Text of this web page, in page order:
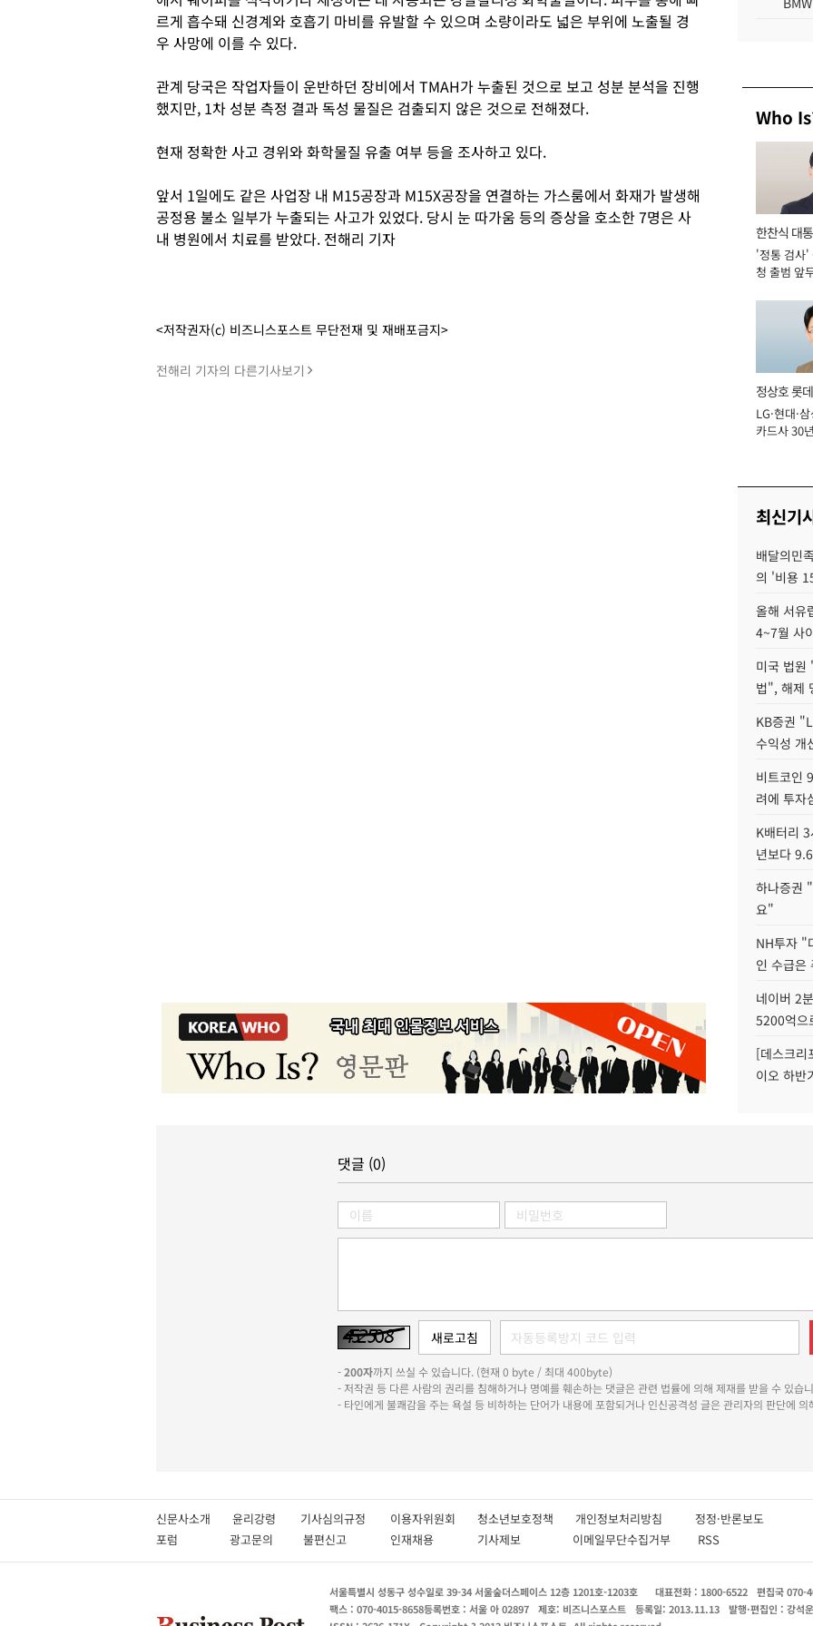
르게 흡수돼 신경계와 호흡기 마비를 유발할 수 있으며 소량이라도 넓은 부위에 노출될 경
우 사망에 이를 수 있다.
관계 당국은 작업자들이 운반하던 장비에서 TMAH가 누출된 것으로 보고 성분 분석을 진행
했지만, 1차 성분 측정 결과 독성 물질은 검출되지 않은 것으로 전해졌다.
현재 정확한 사고 경위와 화학물질 유출 여부 등을 조사하고 있다.
앞서 1일에도 같은 사업장 내 M15공장과 M15X공장을 연결하는 가스룸에서 화재가 발생해
공정용 불소 일부가 누출되는 사고가 있었다. 당시 눈 따가움 등의 증상을 호소한 7명은 사
내 병원에서 치료를 받았다. 전해리 기자
<저작권자(c) 비즈니스포스트 무단전재 및 재배포금지>
전해리 기자의 다른기사보기
Who
한찬식 대
서관
'정통 검사'
청 출범 앞
정상호 롯
장
LG·현대·
카드사 30
최신기
배달의민
의 '비용
올해 서유
4~7월 사
미국 법원
법", 해제
KB증권
수익성 개
비트코인
려에 투자
K배터리
년보다
하나증권
요"
NH투자 "
인 수급은
네이버 2
5200억으
[데스크리
이오 하반
댓글 (0)
-200자까지 쓰실 수 있습니다. (현재 0 byte / 최대 400byte)
- 저작권 등 다른 사람의 권리를 침해하거나 명예를 훼손하는 댓글은 관련 법률에 의해 제재를 받을 수 있습
- 타인에게 불쾌감을 주는 욕설 등 비하하는 단어가 내용에 포함되거나 인신공격성 글은 관리자의 판단에 의
신문사소개 윤리강령 기사심의규정 이용자위원회 청소년보호정책 개인정보처리방침 정정·반론보도
포럼
광고문의 불편신고 인재채용 기사제보 이메일무단수집거부 RSS
서울특별시 성동구 성수일로 39-34 서울숲더스페이스 12층 1201호-1203호 대표전화 : 1800-6522
편집국 070-
팩스 : 070-4015-8658등록번호 : 서울 아 02897 제호: 비즈니스포스트 등록일: 2013.11.13
발행·편집인 : 강석운